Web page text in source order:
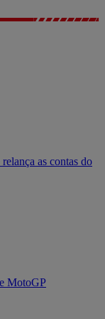
as contas do
MotoGP